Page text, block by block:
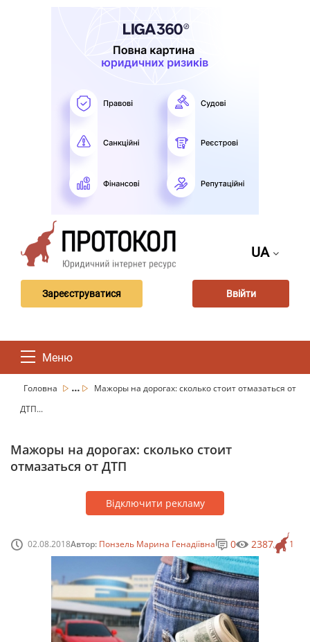
UA
Зареєструватися Ввійти
Меню
Головна ...
Мажоры на дорогах: сколько стоит отмазаться от
ДТП...
Мажоры на дорогах: сколько стоит
отмазаться от ДТП
Відключити рекламу
02.08.2018Автор: Понзель Марина Генадіївна 1
0 2387